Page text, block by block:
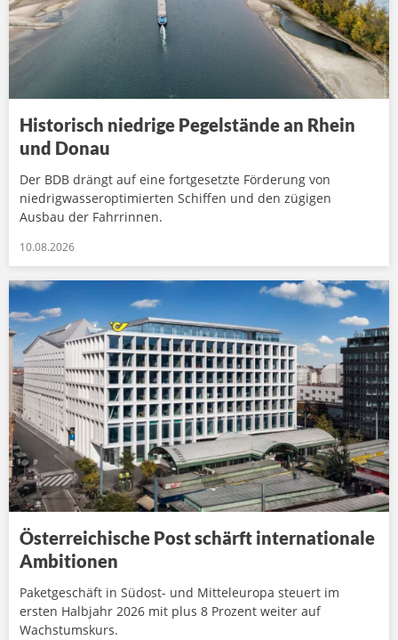
Historisch niedrige Pegelstände an Rhein
und Donau
Der BDB drängt auf eine fortgesetzte Förderung von
niedrigwasseroptimierten Schiffen und den zügigen
Ausbau der Fahrrinnen.
10.08.2026
Österreichische Post schärft internationale
Ambitionen
Paketgeschäft in Südost- und Mitteleuropa steuert im
ersten Halbjahr 2026 mit plus 8 Prozent weiter auf
Wachstumskurs.